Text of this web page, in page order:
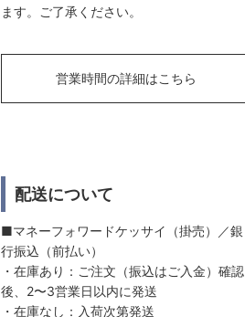
ます。ご了承ください。
営業時間の詳細はこちら
配送について
■マネーフォワードケッサイ（掛売）／銀
行振込（前払い）
・在庫あり：ご注文（振込はご入金）確認
後、2〜3営業日以内に発送
・在庫なし：入荷次第発送